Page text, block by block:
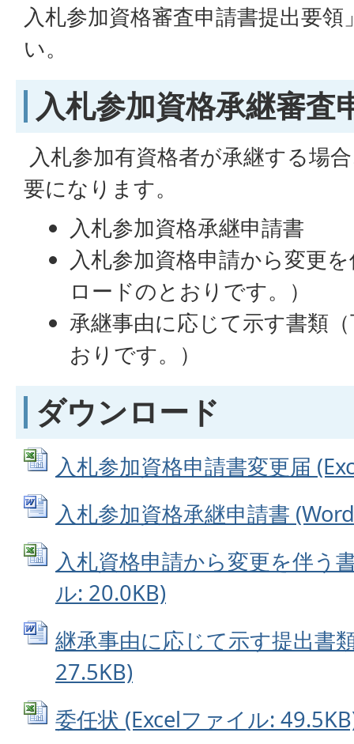
入札参加資格審査申請書提出要
い。
入札参加資格承継審査
入札参加有資格者が承継する場
要になります。
入札参加資格承継申請書
入札参加資格申請から変更
ロードのとおりです。）
承継事由に応じて示す書類
おりです。）
ダウンロード
入札参加資格申請書変更届
入札参加資格承継申請書
入札資格申請から変更を伴う
ル: 20.0KB)
継承事由に応じて示す提出書
27.5KB)
委任状 (Excelファイル: